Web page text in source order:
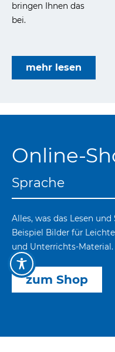
bringen Ihnen das
bei.
mehr lesen
Online-
Sprache
Alles, was das Lesen
Beispiel Bilder für
und Unterrichts-Material.
zum Shop